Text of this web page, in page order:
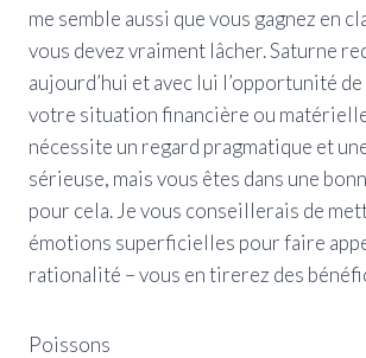
me semble aussi que vous gagnez en
vous devez vraiment lâcher. Saturne
aujourd’hui et avec lui l’opportunité
votre situation financière ou
nécessite un regard pragmatique et
sérieuse, mais vous êtes dans une
pour cela. Je vous conseillerais de
émotions superficielles pour faire
rationalité – vous en tirerez des
Poissons